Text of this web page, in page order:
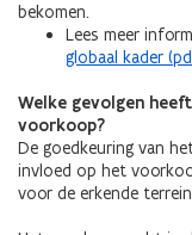
bekomen.
Lees meer
globaal kader
Welke gevolgen
voorkoop?
De goedkeuring van
invloed op het
voor de erkende